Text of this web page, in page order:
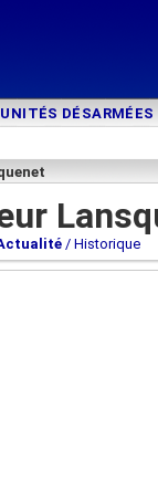
UNITÉS DÉSARMÉES
/ Historique